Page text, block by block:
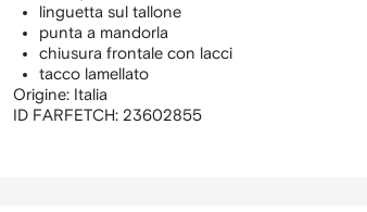
linguetta sul tallone
punta a mandorla
chiusura frontale con lacci
tacco lamellato
Origine: Italia
ID FARFETCH: 23602855